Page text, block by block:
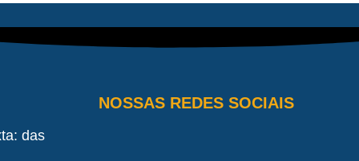
das
NOSSAS REDES SOCIAIS